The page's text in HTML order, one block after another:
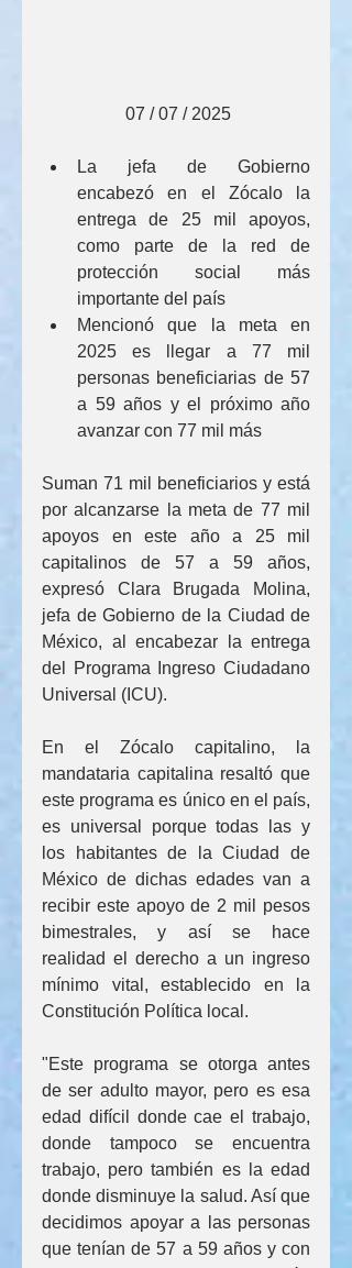
                   07 / 07 / 2025
La jefa de Gobierno
encabezó en el Zócalo la
entrega de 25 mil apoyos,
como parte de la red de
protección social más
importante del país
Mencionó que la meta en
2025 es llegar a 77 mil
personas beneficiarias de 57
a 59 años y el próximo año
avanzar con 77 mil más
Suman 71 mil beneficiarios y está
por alcanzarse la meta de 77 mil
apoyos en este año a 25 mil
capitalinos de 57 a 59 años,
expresó Clara Brugada Molina,
jefa de Gobierno de la Ciudad de
México, al encabezar la entrega
del Programa Ingreso Ciudadano
Universal (ICU).
En el Zócalo capitalino, la
mandataria capitalina resaltó que
este programa es único en el país,
es universal porque todas las y
los habitantes de la Ciudad de
México de dichas edades van a
recibir este apoyo de 2 mil pesos
bimestrales, y así se hace
realidad el derecho a un ingreso
mínimo vital, establecido en la
Constitución Política local.
"Este programa se otorga antes
de ser adulto mayor, pero es esa
edad difícil donde cae el trabajo,
donde tampoco se encuentra
trabajo, pero también es la edad
donde disminuye la salud. Así que
decidimos apoyar a las personas
que tenían de 57 a 59 años y con